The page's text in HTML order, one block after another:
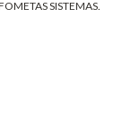
SISTEMAS.